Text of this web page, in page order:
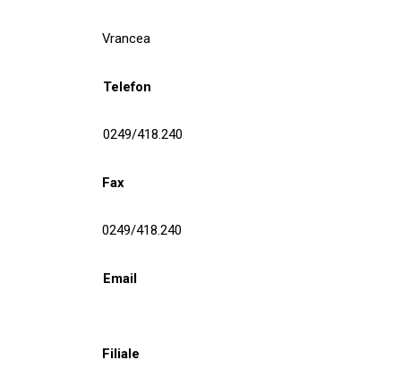
Vrancea
Telefon
0249/418.240
Fax
0249/418.240
Email
Filiale